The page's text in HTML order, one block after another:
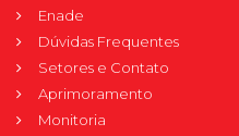
Enade
Dúvidas Frequentes
Setores e Contato
Aprimoramento
Monitoria